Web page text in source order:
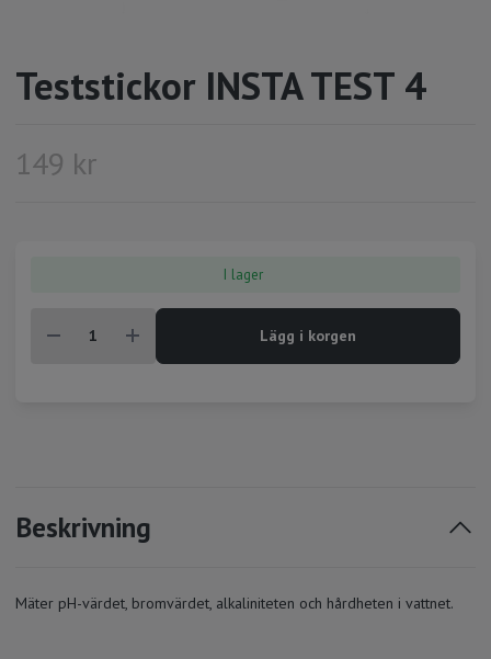
Teststickor INSTA TEST 4
149 kr
I lager
Lägg i korgen
Beskrivning
Mäter pH-värdet, bromvärdet, alkaliniteten och hårdheten i vattnet.